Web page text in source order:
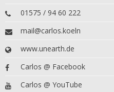
01575 / 94 60 222
mail@carlos.koeln
www.unearth.de
Carlos @ Facebook
Carlos @ YouTube